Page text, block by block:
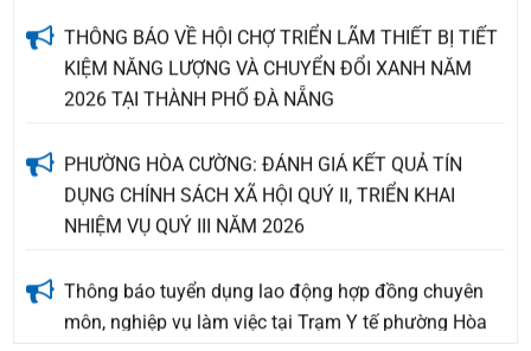
THÔNG BÁO VỀ HỘI CHỢ TRIỂN LÃM THIẾT BỊ TIẾT
KIỆM NĂNG LƯỢNG VÀ CHUYỂN ĐỔI XANH NĂM
2026 TẠI THÀNH PHỐ ĐÀ NẴNG
PHƯỜNG HÒA CƯỜNG: ĐÁNH GIÁ KẾT QUẢ TÍN
DỤNG CHÍNH SÁCH XÃ HỘI QUÝ II, TRIỂN KHAI
NHIỆM VỤ QUÝ III NĂM 2026
Thông báo tuyển dụng lao động hợp đồng chuyên
môn, nghiệp vụ làm việc tại Trạm Y tế phường Hòa
Cường